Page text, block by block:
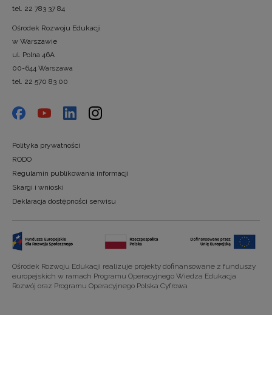
tel. 22 783 37 84
Ośrodek Rozwoju Edukacji
w Warszawie
ul. Polna 46A
00-644 Warszawa
tel. 22 570 83 00
Polityka prywatności
RODO
Regulamin publikowania informacji
Skargi i wnioski
Deklaracja dostępności serwisu
Ośrodek Rozwoju Edukacji realizuje projekty dofinansowane z funduszy
europejskich w ramach Programu Operacyjnego Wiedza Edukacja
Rozwój oraz Programu Operacyjnego Polska Cyfrowa